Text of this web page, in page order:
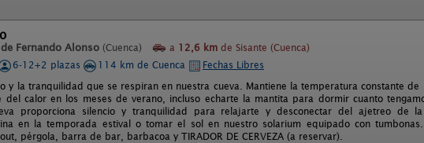
Fernando Alonso (Cuenca) a 12,6 km de Sisante (Cuenca)
6-12+2 plazas 114 km de Cuenca
Fechas Libres
y la tranquilidad que se respiran en nuestra cueva. Mantiene la temperatura constante
del calor en los meses de verano, incluso echarte la mantita para dormir cuanto
proporciona silencio y tranquilidad para relajarte y desconectar del ajetreo de la
en la temporada estival o tomar el sol en nuestro solarium equipado con
pérgola, barra de bar, barbacoa y TIRADOR DE CERVEZA (a reservar).